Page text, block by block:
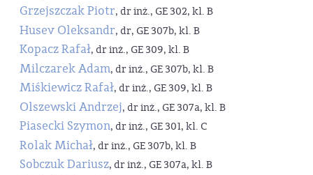
Grzejszczak Piotr, dr inż., GE 302, kl. B
Husev Oleksandr, dr, GE 307b, kl. B
Kopacz Rafał, dr inż., GE 309, kl. B
Milczarek Adam, dr inż., GE 307b, kl. B
Miśkiewicz Rafał, dr inż., GE 309, kl. B
Olszewski Andrzej, dr inż., GE 307a, kl. B
Piasecki Szymon, dr inż., GE 301, kl. C
Rolak Michał, dr inż., GE 307b, kl. B
Sobczuk Dariusz, dr inż., GE 307a, kl. B